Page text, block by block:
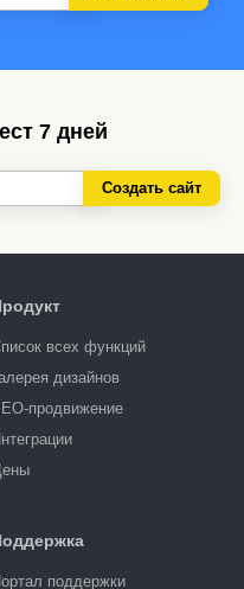
7 дней
Создать сайт
всех функций
дизайнов
продвижение
Цены
поддержки